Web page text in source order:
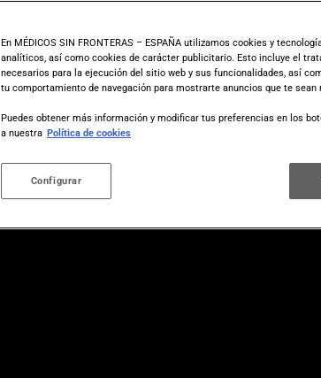
En MÉDICOS SIN FRONTERAS – ESPAÑA utilizamos cookies y
analíticos, así como cookies de carácter publicitario. Esto incluye el
necesarios para la ejecución del sitio web y sus funcionalidades, así
tu comportamiento de navegación para mostrarte anuncios que te sean
Puedes obtener más información y modificar tus preferencias en los
a nuestra Política de cookies
Configurar